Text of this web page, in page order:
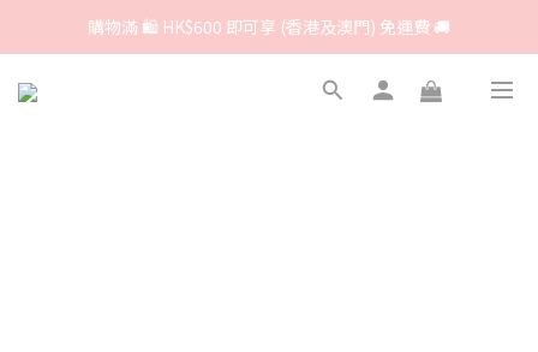
購物滿 🛍 HK$600 即可享 (香港及澳門) 免運費 🚚